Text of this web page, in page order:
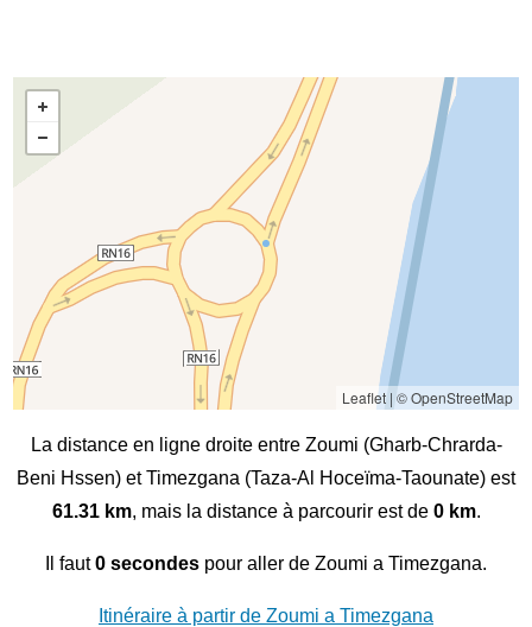
Leaflet| © OpenStreetMap
La distance en ligne droite entre Zoumi (Gharb-Chrarda-
Beni Hssen) et Timezgana (Taza-Al Hoceïma-Taounate) est
61.31 km, mais la distance à parcourir est de 0 km.
Il faut0 secondes pour aller de Zoumi a Timezgana.
Itinéraire à partir de Zoumi a Timezgana